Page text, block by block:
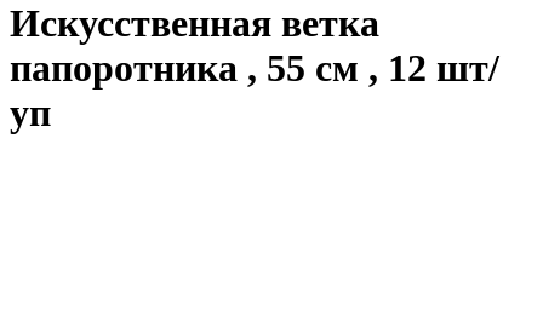
Искусственная ветка
папоротника , 55 см , 12 шт/
уп